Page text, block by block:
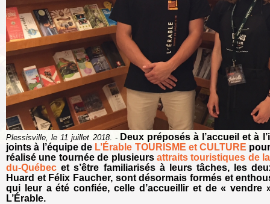
Plessisville, le 11 juillet 2018. - Deux préposés à l’accueil et à
joints à l’équipe de L’Érable TOURISME et CULTURE
réalisé une tournée de plusieurs attraits touristiques de
du-Québec et s’être familiarisés à leurs tâches, les
Huard et Félix Faucher, sont désormais formés et
qui leur a été confiée, celle d’accueillir et de « vendre
L’Érable.